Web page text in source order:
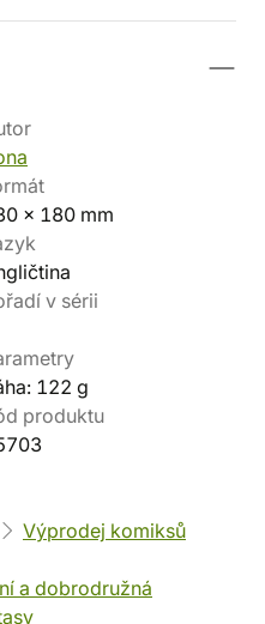
x 180 mm
v sérii
122 g
produktu
Výprodej komiksů
a dobrodružná